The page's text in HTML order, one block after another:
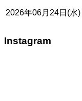
2026年06月24日(水)
Instagram